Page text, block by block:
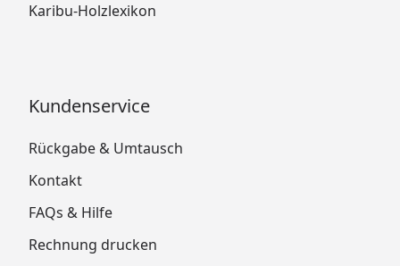
Karibu-Holzlexikon
Kundenservice
Rückgabe & Umtausch
Kontakt
FAQs & Hilfe
Rechnung drucken